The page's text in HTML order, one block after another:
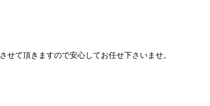
させて頂きますので安心してお任せ下さいませ。